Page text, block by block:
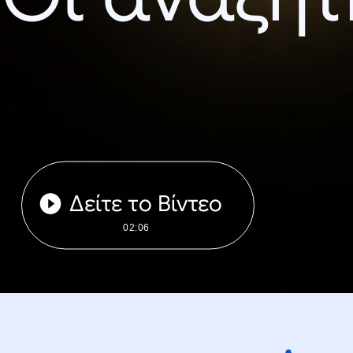
Δείτε το Βίντεο
02:06